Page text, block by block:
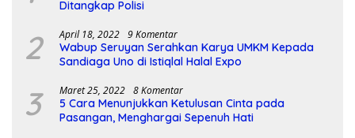
Ditangkap Polisi
2 April 18, 2022 9 Komentar
Wabup Seruyan Serahkan Karya UMKM Kepada
Sandiaga Uno di Istiqlal Halal Expo
3 Maret 25, 2022 8 Komentar
5 Cara Menunjukkan Ketulusan Cinta pada
Pasangan, Menghargai Sepenuh Hati